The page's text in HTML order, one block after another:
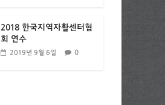
2018 한국지역자활센터협
회 연수
2019년 9월 6일 0